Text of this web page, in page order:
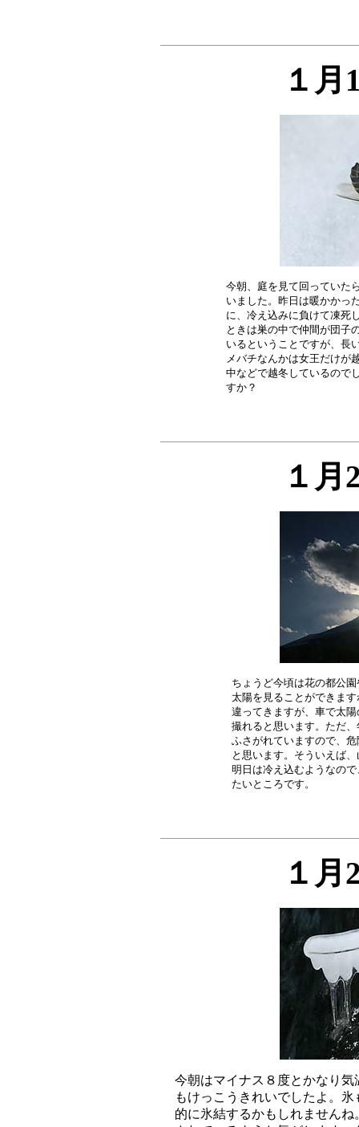
１月
今朝、庭を見て回っていた
いました。昨日は暖かかっ
に、冷え込みに負けて凍死
ときは巣の中で仲間が団子
いるということですが、長
メバチなんかは女王だけが
中などで越冬しているので
１月
ちょうど今頃は花の都公
太陽を見ることができま
違ってきますが、車で太
撮れると思います。ただ
ふさがれていますので、
と思います。そういえば
明日は冷え込むようなの
１月
今朝はマイナス８度とかなり
もけっこうきれいでしたよ。
的に氷結するかもしれません